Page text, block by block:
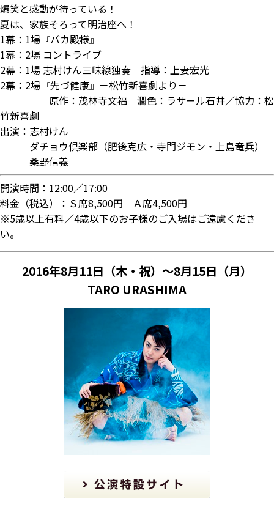
爆笑と感動が待っている！
夏は、家族そろって明治座へ！
1幕：1場『バカ殿様』
1幕：2場 コントライブ
2幕：1場 志村けん三味線独奏 指導：上妻宏光
2幕：2場『先づ健康』－松竹新喜劇より－
原作：茂林寺文福 潤色：ラサール石井／協力：松
竹新喜劇
出演：志村けん
ダチョウ倶楽部（肥後克広・寺門ジモン・上島竜兵）
桑野信義
開演時間：12:00／17:00
料金（税込）：Ｓ席8,500円 Ａ席4,500円
※5歳以上有料／4歳以下のお子様のご入場はご遠慮くださ
い。
2016年8月11日（木・祝）～8月15日（月）
TARO URASHIMA